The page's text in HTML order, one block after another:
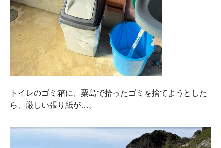
トイレのゴミ箱に、粟島で拾ったゴミを捨てようとした
ら、厳しい張り紙が…。